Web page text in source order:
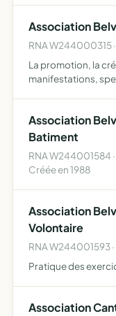
Association
RNA W244000315
La promotion, la
manifestations,
ce soit…
Association
Batiment
RNA W244001584
Créée en 1988
Association
Volontaire
RNA W244001593
Pratique des
Association